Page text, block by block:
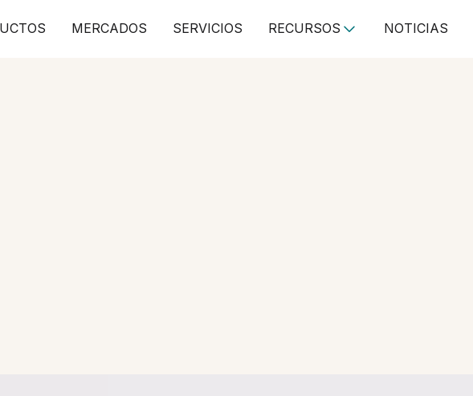
MERCADOS SERVICIOS RECURSOS NOTICIAS